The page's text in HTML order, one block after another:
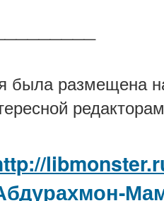
была размещена